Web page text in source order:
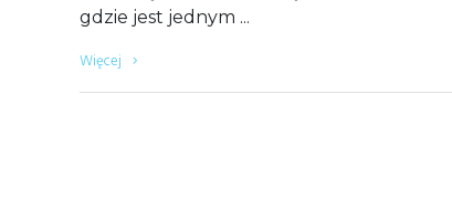
gdzie jest jednym
Więcej